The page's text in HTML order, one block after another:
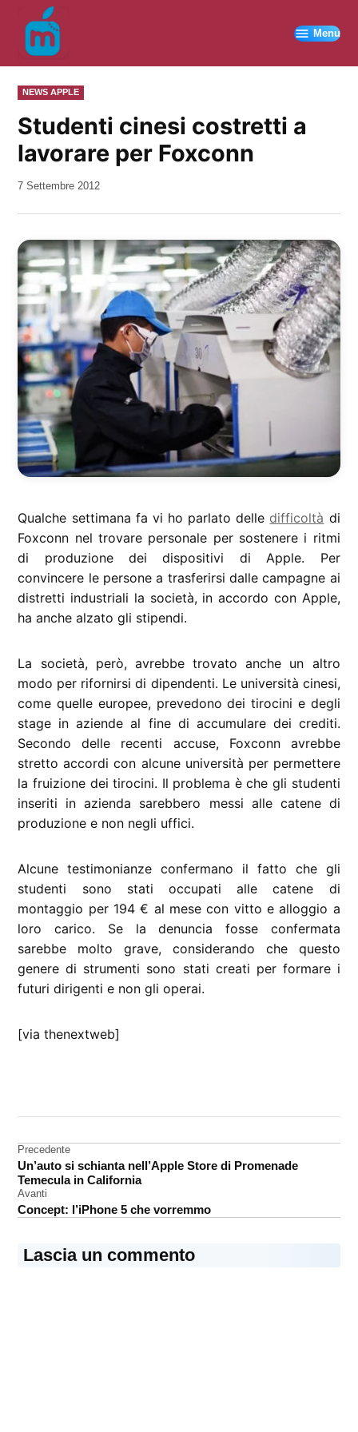
contenuto
Menu
PUBBLICATO
IN
NEWS APPLE
Studenti cinesi costretti a
lavorare per Foxconn
da
7 Settembre 2012
Qualche settimana fa vi ho parlato delle difficoltà di
Foxconn nel trovare personale per sostenere i ritmi
di produzione dei dispositivi di Apple. Per
convincere le persone a trasferirsi dalle campagne ai
distretti industriali la società, in accordo con Apple,
ha anche alzato gli stipendi.
La società, però, avrebbe trovato anche un altro
modo per rifornirsi di dipendenti. Le università cinesi,
come quelle europee, prevedono dei tirocini e degli
stage in aziende al fine di accumulare dei crediti.
Secondo delle recenti accuse, Foxconn avrebbe
stretto accordi con alcune università per permettere
la fruizione dei tirocini. Il problema è che gli studenti
inseriti in azienda sarebbero messi alle catene di
produzione e non negli uffici.
Alcune testimonianze confermano il fatto che gli
studenti sono stati occupati alle catene di
montaggio per 194 € al mese con vitto e alloggio a
loro carico. Se la denuncia fosse confermata
sarebbe molto grave, considerando che questo
genere di strumenti sono stati creati per formare i
futuri dirigenti e non gli operai.
[via thenextweb]
Foxconn
Navigazione
articoli
Precedente
Un’auto si schianta nell’Apple Store di Promenade
Temecula in California
Avanti
Concept: l’iPhone 5 che vorremmo
Lascia un commento